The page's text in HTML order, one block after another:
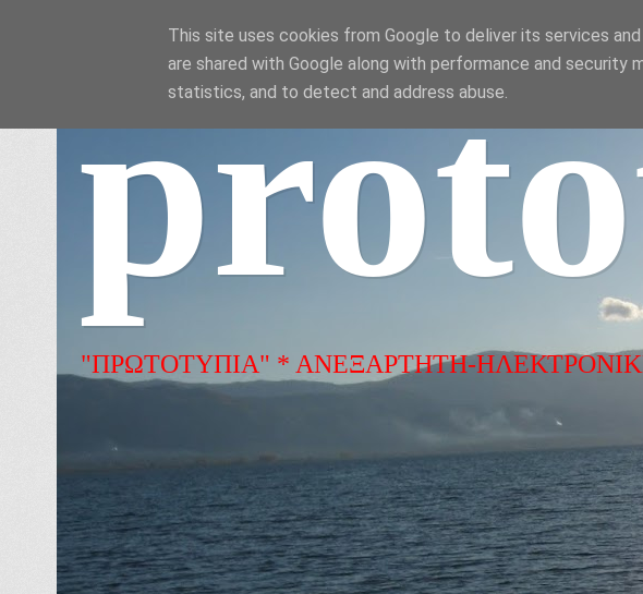
"ΠΡΩΤΟΤΥΠΙΑ" * ΑΝΕΞΑΡΤΗΤΗ-
This site uses cookies from Google to deliver its services
are shared with Google along with performance and
statistics, and to detect and address abuse.